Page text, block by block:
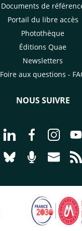
Documents de
Portail du libre accès
Photothèque
Éditions Quae
Newsletters
Foire aux questions -
NOUS SUIVRE
Aller à la page
Aller à la
Aller
Aller à la page
Aller à la
Aller